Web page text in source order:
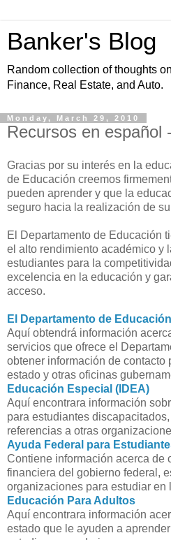
Banker's Blog
Random collection of thoughts
Finance, Real Estate, and Auto.
Monday, March 29, 2010
Recursos en español
Gracias por su interés en la
de Educación creemos
pueden aprender y que la
seguro hacia la realización de
El Departamento de Educación
el alto rendimiento académico y
estudiantes para la
excelencia en la educación y
acceso.
El Departamento de
Aquí obtendrá información
servicios que ofrece el
obtener información de contacto
estado y otras oficinas
Educación Especial (IDEA)
Aquí encontrara información
para estudiantes
referencias a otras
Ayuda Federal para
Contiene información acerca de
financiera del gobierno federal,
organizaciones para estudiar en
Educación Para Adultos
Aquí encontrara información
estado que le ayuden a